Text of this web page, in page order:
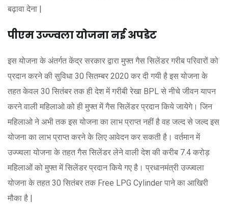
बढ़ावा देना |
पीएम उज्ज्वला योजना नई अपडेट
इस योजना के अंतर्गत केंद्र सरकार द्वारा मुफ्त गैस सिलेंडर गरीब परिवारों को
प्रदान करने की सुविधा 30 सितम्बर 2020 कर दी गयी है इस योजना के
तहत केवल 30 सितंबर तक ही देश में गरीबी रेखा BPL से नीचे जीवन यापन
करने वाली महिलाओ को ही मुफ्त में गैस सिलेंडर प्रदान किये जायेगे। जिन
महिलाओ ने अभी तक इस योजना का लाभ प्राप्त नहीं है वह जल्द से जल्द इस
योजना का लाभ प्राप्त करने के लिए आवेदन कर सकती है। वर्तमान में
उज्ज्वला योजना के तहत गैस सिलेंडर लेने वाली देश की करीब 7.4 करोड़
महिलाओं को मुफ्त में सिलेंडर प्रदान किये गए है। प्रधानमंत्री उज्‍ज्‍वला
योजना के तहत 30 सितंबर तक Free LPG Cylinder पाने का आखिरी
मौका है |